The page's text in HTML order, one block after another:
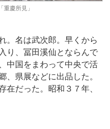
重慶所見」
。名は武次郎。早くから
り、冨田溪仙とならんで
中国をまわって中央で活
、県展などに出品した。
在だった。昭和３７年、